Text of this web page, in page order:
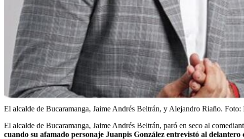
El alcalde de Bucaramanga, Jaime Andrés Beltrán, y Alejandro Riaño. Foto:
El alcalde de Bucaramanga, Jaime Andrés Beltrán, paró en seco al
cuando su afamado personaje Juanpis González entrevistó al